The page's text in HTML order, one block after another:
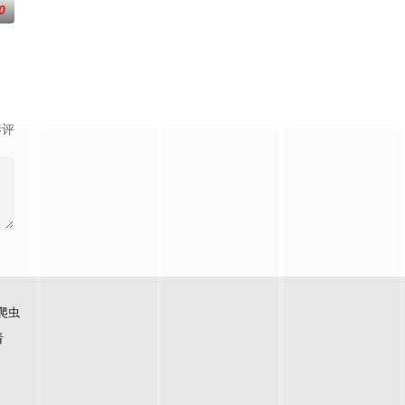
徒叶辰，被
，原本以为自己可以从此吃香喝辣，一跃成为人
评
虫